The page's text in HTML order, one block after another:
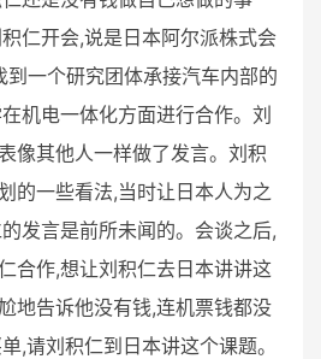
仁开会,说是日本阿尔派株式会
一个研究团体承接汽车内部的
机电一体化方面进行合作。刘
像其他人一样做了发言。刘积
的一些看法,当时让日本人为之
发言是前所未闻的。会谈之后,
合作,想让刘积仁去日本讲讲这
地告诉他没有钱,连机票钱都没
,请刘积仁到日本讲这个课题。